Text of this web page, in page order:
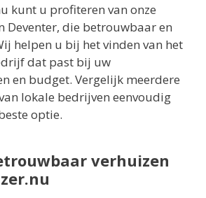
kunt u profiteren van onze
Deventer, die betrouwbaar en
helpen u bij het vinden van het
dat past bij uw
en budget. Vergelijk meerdere
lokale bedrijven eenvoudig
optie.
verhuizen